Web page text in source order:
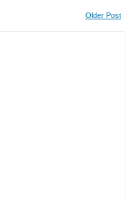
Older Post